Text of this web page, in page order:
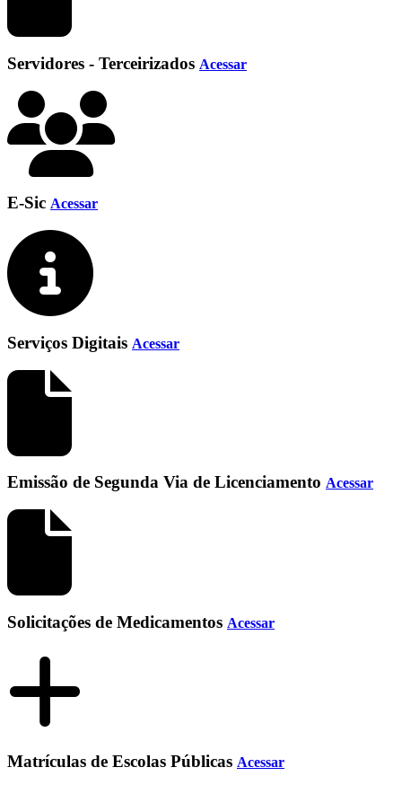
Servidores - Terceirizados Acessar
E-Sic Acessar
Serviços Digitais Acessar
Emissão de Segunda Via de Licenciamento Acessar
Solicitações de Medicamentos Acessar
Matrículas de Escolas Públicas Acessar